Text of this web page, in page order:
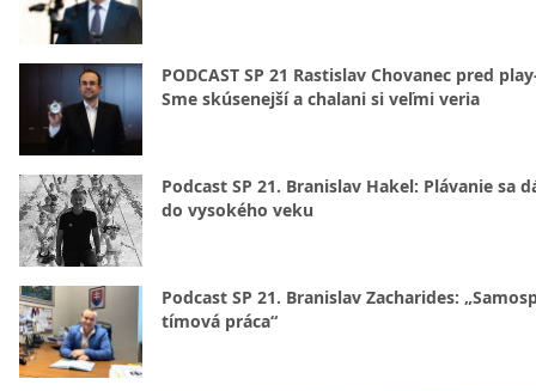
PODCAST SP 21 Rastislav Chovanec pred
Sme skúsenejší a chalani si veľmi veria
Podcast SP 21. Branislav Hakel: Plávanie sa
do vysokého veku
Podcast SP 21. Branislav Zacharides:
tímová práca“